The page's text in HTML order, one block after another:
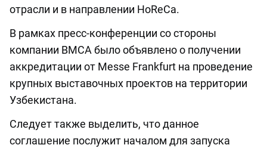
отрасли и в направлении HoReCa.
В рамках пресс-конференции со стороны
компании BMCA было объявлено о получении
аккредитации от Messe Frankfurt на проведение
крупных выставочных проектов на территории
Узбекистана.
Следует также выделить, что данное
соглашение послужит началом для запуска